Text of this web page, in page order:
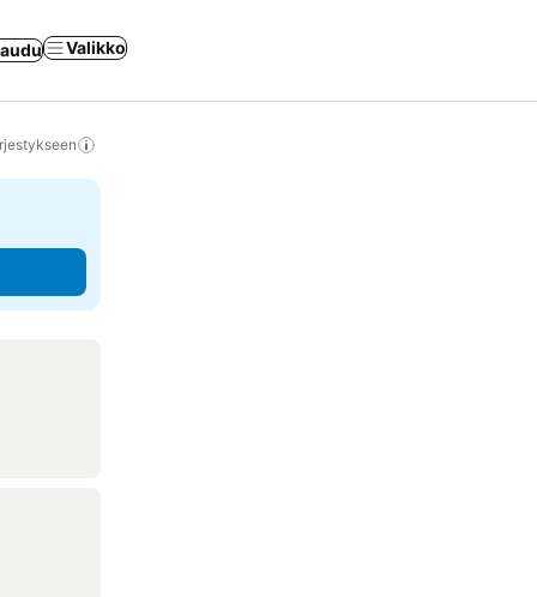
Valikko